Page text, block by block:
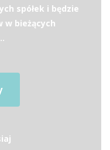
spółek i będzie
bieżących